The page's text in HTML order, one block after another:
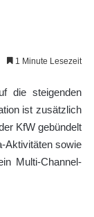
1 Minute Lesezeit
die steigenden
ist zusätzlich
KfW gebündelt
Aktivitäten sowie
Multi-Channel-